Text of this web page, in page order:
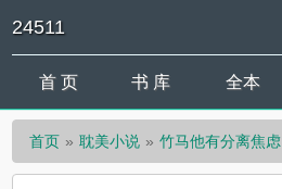
24511
首 页 书 库 全本
首页 耽美小说 竹马他有分离焦虑